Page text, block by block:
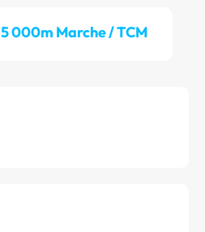
5 000m Marche / TCM